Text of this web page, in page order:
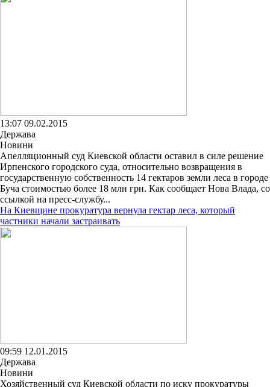
13:07 09.02.2015
Держава
Новини
Апелляционный суд Киевской области оставил в силе решение
Ирпенского городского суда, относительно возвращения в
государственную собственность 14 гектаров земли леса в городе
Буча стоимостью более 18 млн грн. Как сообщает Нова Влада, со
ссылкой на пресс-службу...
На Киевщине прокуратура вернула гектар леса, который
частники начали застраивать
09:59 12.01.2015
Держава
Новини
Хозяйственный суд Киевской области по иску прокуратуры